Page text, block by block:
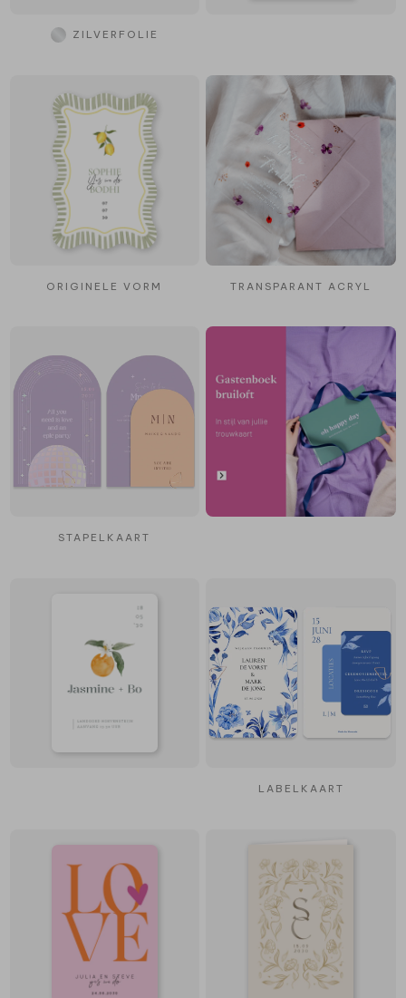
ZILVERFOLIE
ORIGINELE VORM TRANSPARANT ACRYL
STAPELKAART
LABELKAART